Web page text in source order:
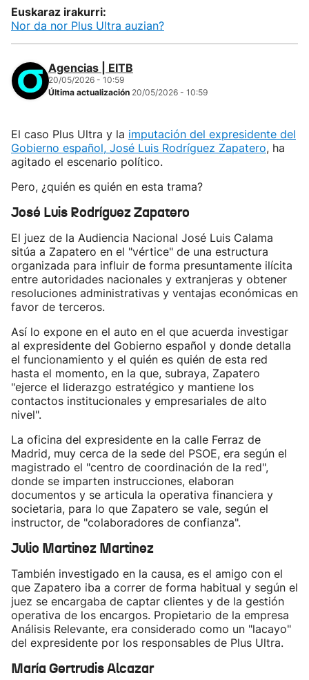
Euskaraz irakurri:
Nor da nor Plus Ultra auzian?
Agencias | EITB
20/05/2026 - 10:59
Última actualización 20/05/2026 - 10:59
El caso Plus Ultra y la imputación del expresidente del
Gobierno español, José Luis Rodríguez Zapatero, ha
agitado el escenario político.
Pero, ¿quién es quién en esta trama?
José Luis Rodríguez Zapatero
El juez de la Audiencia Nacional José Luis Calama
sitúa a Zapatero en el "vértice" de una estructura
organizada para influir de forma presuntamente ilícita
entre autoridades nacionales y extranjeras y obtener
resoluciones administrativas y ventajas económicas en
favor de terceros.
Así lo expone en el auto en el que acuerda investigar
al expresidente del Gobierno español y donde detalla
el funcionamiento y el quién es quién de esta red
hasta el momento, en la que, subraya, Zapatero
"ejerce el liderazgo estratégico y mantiene los
contactos institucionales y empresariales de alto
nivel".
La oficina del expresidente en la calle Ferraz de
Madrid, muy cerca de la sede del PSOE, era según el
magistrado el "centro de coordinación de la red",
donde se imparten instrucciones, elaboran
documentos y se articula la operativa financiera y
societaria, para lo que Zapatero se vale, según el
instructor, de "colaboradores de confianza".
Julio Martinez Martinez
También investigado en la causa, es el amigo con el
que Zapatero iba a correr de forma habitual y según el
juez se encargaba de captar clientes y de la gestión
operativa de los encargos. Propietario de la empresa
Análisis Relevante, era considerado como un "lacayo"
del expresidente por los responsables de Plus Ultra.
María Gertrudis Alcazar